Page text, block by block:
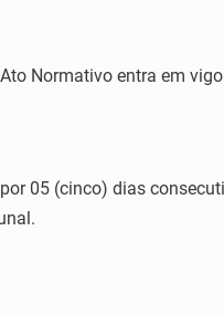
Normativo entra em
05 (cinco) dias